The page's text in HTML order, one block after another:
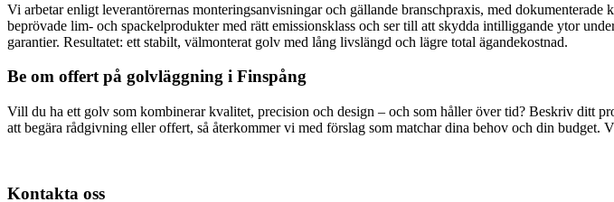
Vi arbetar enligt leverantörernas monteringsanvisningar och gällande branschpraxis, med
beprövade lim- och spackelprodukter med rätt emissionsklass och ser till att skydda intilliggande ytor
garantier. Resultatet: ett stabilt, välmonterat golv med lång livslängd och lägre total ägandekostnad.
Be om offert på golvläggning i Finspång
Vill du ha ett golv som kombinerar kvalitet, precision och design – och som håller över tid? Beskriv ditt
att begära rådgivning eller offert, så återkommer vi med förslag som matchar dina behov och din budget.
Kontakta oss